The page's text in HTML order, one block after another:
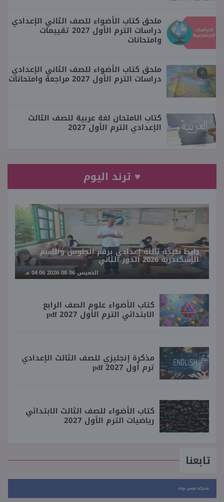
ملحق كتاب الأضواء للصف الثاني الإعدادي
دراسات الترم الأول 2027 تقييمات
وامتحانات
ملحق كتاب الأضواء للصف الثاني الإعدادي
دراسات الترم الأول 2027 مراجعة وامتحانات
كتاب الامتحان لغة عربية للصف الثالث
الإعدادي الترم الأول 2027
♥ ترند اليوم
رابط نتيجة ثالثة إعدادي برقم الجلوس والاسم
الإسكندرية 2026 الدور الثاني
الخميس 06-08-2026 04:06 مـ
كتاب الأضواء علوم الصف الرابع
الابتدائي الترم الأول 2027 pdf
مذكرة إنجليزي للصف الثالث الإعدادي
ترم أول 2027 pdf
كتاب الأضواء للصف الثالث الابتدائي
رياضيات الترم الأول 2027
تابعنا
شاركنا فيس بوك